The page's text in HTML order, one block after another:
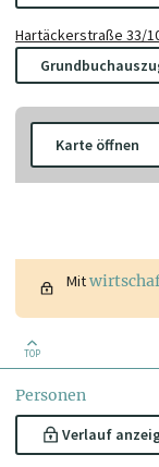
Hartäckerstraße 33/
Karte öffnen
Mit
TOP
Personen
Verlauf